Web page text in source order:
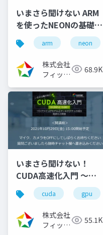
いまさら聞けない ARM
を使ったNEONの基礎と
活用事例
（2021/08/05）
arm neon
株式会社
フィック
68.9K
いまさら聞けない！
CUDA高速化入門 ～プ
ログラミングモデルと
アーキテクチャの解
説、高速化の実践～
（2021/10/29）
cuda gpu
株式会社
フィック
55.1K